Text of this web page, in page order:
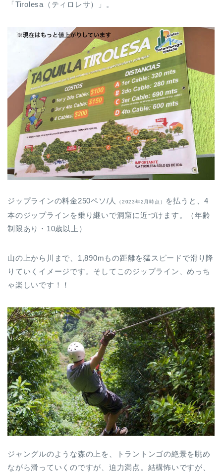
「Tirolesa（ティロレサ）」。
ジップラインの料金250ペソ/人 （2023年2月時点）
を払うと、4
本のジップラインを乗り継いで洞窟に近づけます。（年齢
制限あり・10歳以上）
山の上から川まで、1,890mもの距離を猛スピードで滑り降
りていくイメージです。そしてこのジップライン、めっち
ゃ楽しいです！！
ジャングルのような森の上を、トラントンゴの絶景を眺め
ながら滑っていくのですが、迫力満点。結構怖いですが、